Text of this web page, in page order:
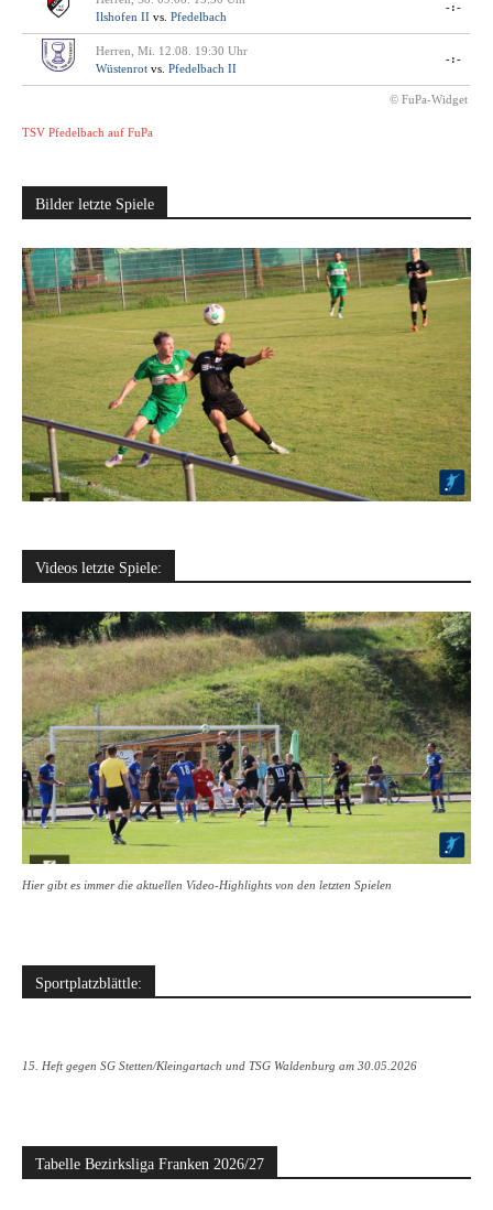
Ilshofen II vs. Pfedelbach
-:-
Herren, Mi. 12.08. 19:30 Uhr
Wüstenrot vs. Pfedelbach II
-:-
© FuPa-Widget
TSV Pfedelbach auf FuPa
Bilder letzte Spiele
Videos letzte Spiele:
Hier gibt es immer die aktuellen Video-Highlights von den letzten Spielen
Sportplatzblättle:
15. Heft gegen SG Stetten/Kleingartach und TSG Waldenburg am 30.05.2026
Tabelle Bezirksliga Franken 2026/27